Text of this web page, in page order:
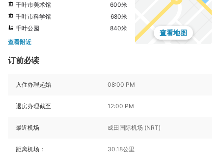
千叶市美术馆
600米
千叶市科学馆
680米
千叶公园
840米
查看附近
查看地图
订前必读
入住办理起始 08:00 PM
退房办理截至 12:00 PM
最近机场 成田国际机场 (NRT)
距离机场： 30.18公里